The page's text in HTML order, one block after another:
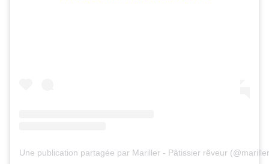
Une publication partagée par Mariller - Pâtissier rêveur